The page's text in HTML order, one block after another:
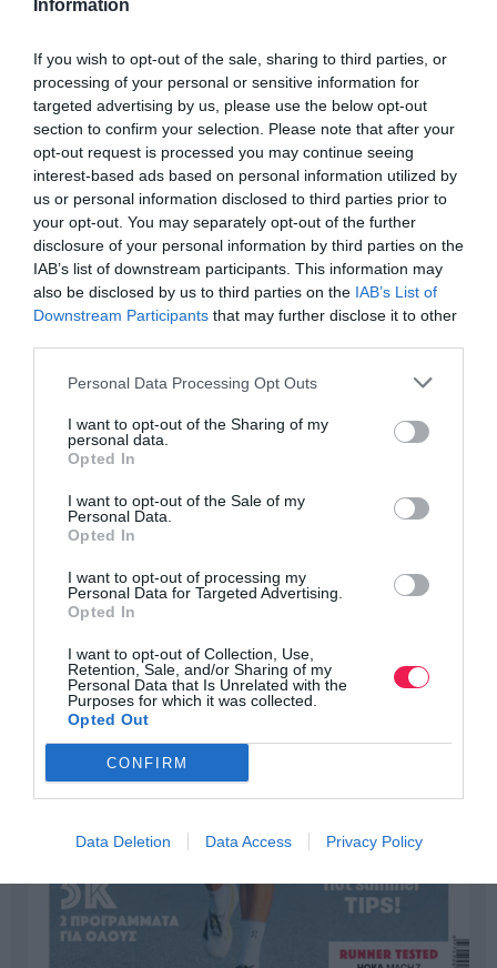
Information
If you wish to opt-out of the sale, sharing to third parties, or
processing of your personal or sensitive information for
targeted advertising by us, please use the below opt-out
section to confirm your selection. Please note that after your
opt-out request is processed you may continue seeing
interest-based ads based on personal information utilized by
us or personal information disclosed to third parties prior to
your opt-out. You may separately opt-out of the further
disclosure of your personal information by third parties on the
IAB’s list of downstream participants. This information may
also be disclosed by us to third parties on the IAB’s List of
Downstream Participants that may further disclose it to other
Personal Data Processing Opt Outs
I want to opt-out of the Sharing of my
personal data.
Opted In
I want to opt-out of the Sale of my
Personal Data.
Opted In
I want to opt-out of processing my
Personal Data for Targeted Advertising.
Opted In
I want to opt-out of Collection, Use,
Retention, Sale, and/or Sharing of my
Personal Data that Is Unrelated with the
Purposes for which it was collected.
Opted Out
CONFIRM
Data Deletion Data Access Privacy Policy